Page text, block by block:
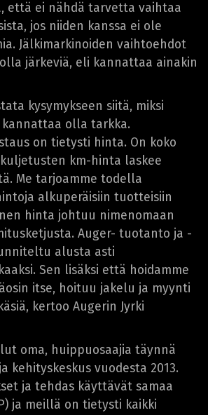
että ei nähdä tarvetta vaihtaa
jos niiden kanssa ei ole
Jälkimarkinoiden vaihtoehdot
järkeviä, eli kannattaa ainakin
kysymykseen siitä, miksi
olla tarkka.
on tietysti hinta. On koko
km-hinta laskee
Me tarjoamme todella
alkuperäisiin tuotteisiin
hinta johtuu nimenomaan
Auger- tuotanto ja -
alusta asti
Sen lisäksi että hoidamme
itse, hoituu jakelu ja myynti
kertoo Augerin Jyrki
oma, huippuosaajia täynnä
kehityskeskus vuodesta 2013.
ja tehdas käyttävät samaa
ja meillä on tietysti kaikki